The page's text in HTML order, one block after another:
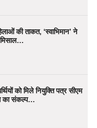
की ताकत, ‘स्वाभिमान’ ने
मिसाल…
को मिले नियुक्ति पत्र सीएम
का संकल्प…